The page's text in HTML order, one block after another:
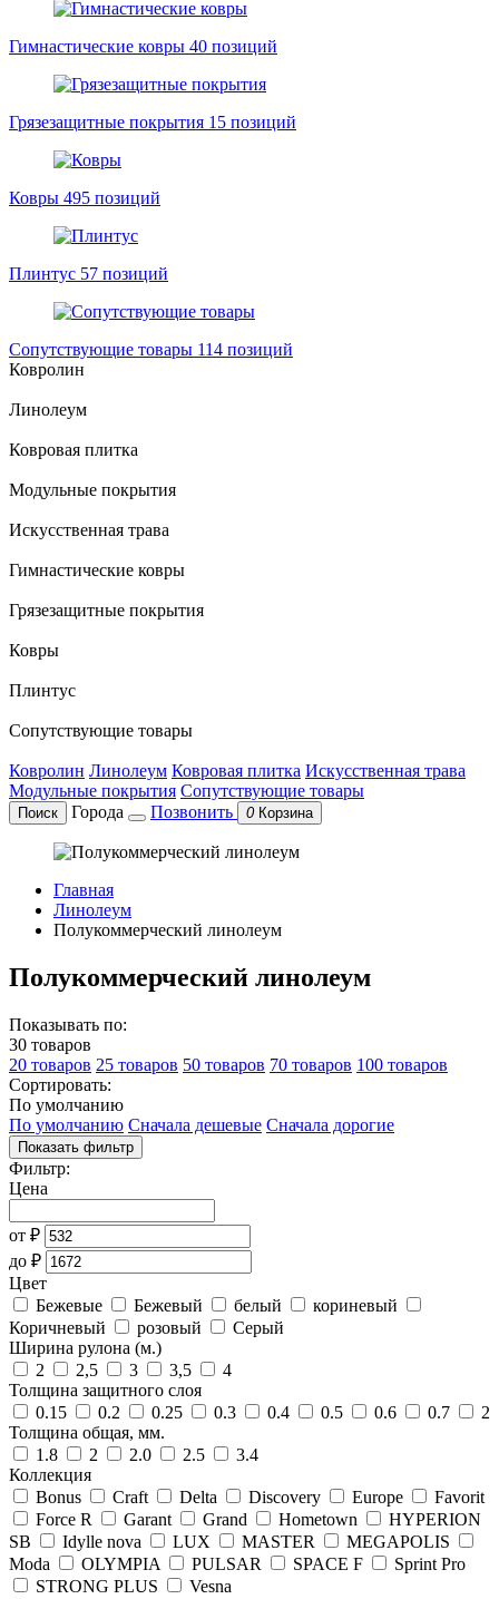
Гимнастические ковры 40 позиций
Грязезащитные покрытия 15 позиций
Ковры 495 позиций
Плинтус 57 позиций
Сопутствующие товары 114 позиций
Ковролин
Линолеум
Ковровая плитка
Модульные покрытия
Искусственная трава
Гимнастические ковры
Грязезащитные покрытия
Ковры
Плинтус
Сопутствующие товары
Ковролин Линолеум Ковровая плитка Искусственная трава
Модульные покрытия Сопутствующие товары
Поиск Города Позвонить 0 Корзина
Главная
Линолеум
Полукоммерческий линолеум
Полукоммерческий линолеум
Показывать по:
30 товаров
20 товаров 25 товаров 50 товаров 70 товаров 100 товаров
Сортировать:
По умолчанию
По умолчанию Сначала дешевые Сначала дорогие
Показать фильтр
Фильтр:
Цена
от ₽
до ₽
Цвет
Бежевые
Бежевый белый
кориневый
Коричневый
розовый
Серый
Ширина рулона (м.)
2
2,5 3 3,5
4
Толщина защитного слоя
0.15
0.2 0.25 0.3 0.4 0.5 0.6 0.7
2
Толщина общая, мм.
1.8
2 2.0 2.5
3.4
Коллекция
Bonus
Craft Delta Discovery Europe
Favorit
Force R
Garant Grand Hometown
HYPERION
SB
Idylle nova LUX MASTER
MEGAPOLIS
Moda
OLYMPIA PULSAR SPACE F
Sprint Pro
STRONG PLUS
Vesna